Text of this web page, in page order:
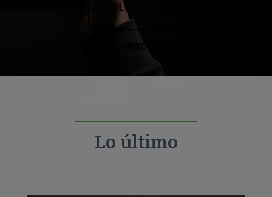
ÚLTIMO BOLETÍN
SUSCRÍBETE
Lo último